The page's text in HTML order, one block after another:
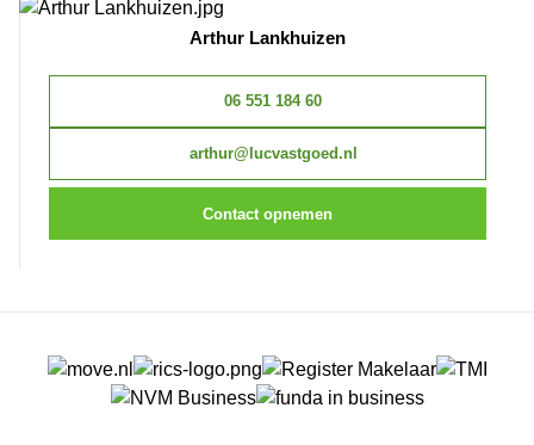
Arthur Lankhuizen
06 551 184 60
arthur@lucvastgoed.nl
Contact opnemen